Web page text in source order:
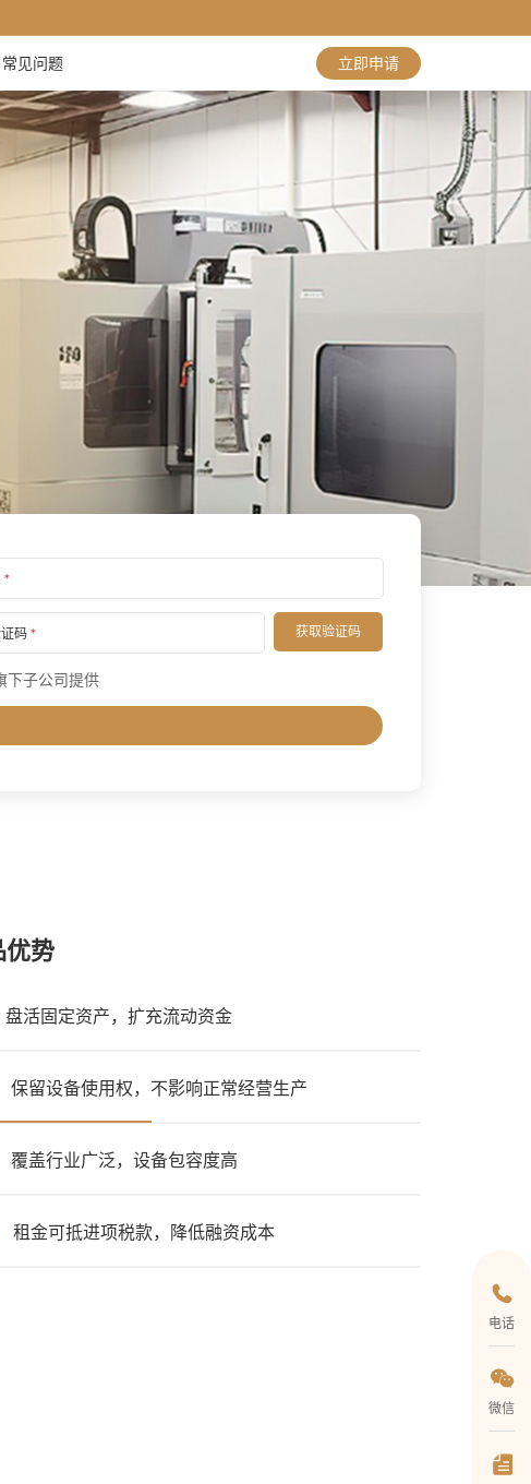
常见问题 立即申请
*
码 * 获取验证码
下子公司提供
优势
盘活固定资产，扩充流动资金
保留设备使用权，不影响正常经营生产
覆盖行业广泛，设备包容度高
租金可抵进项税款，降低融资成本
电话
微信